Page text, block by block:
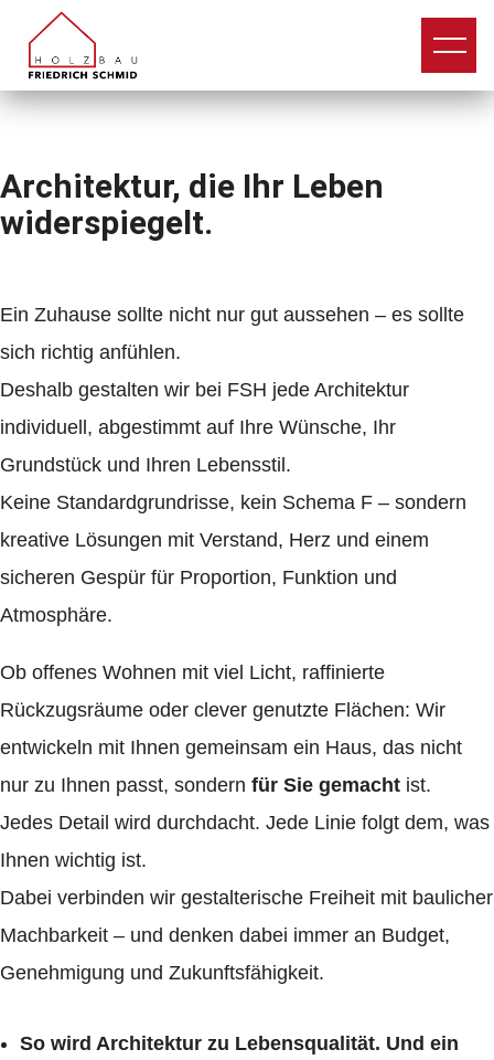
Architektur, die Ihr Leben
widerspiegelt.
Ein Zuhause sollte nicht nur gut aussehen – es sollte
sich richtig anfühlen.
Deshalb gestalten wir bei FSH jede Architektur
individuell , abgestimmt auf Ihre Wünsche, Ihr
Grundstück und Ihren Lebensstil.
Keine Standardgrundrisse, kein Schema F – sondern
kreative Lösungen mit Verstand, Herz und einem
sicheren Gespür für Proportion, Funktion und
Atmosphäre.
Ob offenes Wohnen mit viel Licht, raffinierte
Rückzugsräume oder clever genutzte Flächen: Wir
entwickeln mit Ihnen gemeinsam ein Haus, das nicht
nur zu Ihnen passt, sondern für Sie gemacht ist.
Jedes Detail wird durchdacht. Jede Linie folgt dem, was
Ihnen wichtig ist.
Dabei verbinden wir gestalterische Freiheit mit baulicher
Machbarkeit – und denken dabei immer an Budget,
Genehmigung und Zukunftsfähigkeit.
So wird Architektur zu Lebensqualität. Und ein